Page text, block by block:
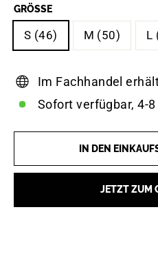
GRÖSSE
S (46) M (50) L
Im Fachhandel
Sofort verfügbar, 4-
IN DEN
JETZT ZUM